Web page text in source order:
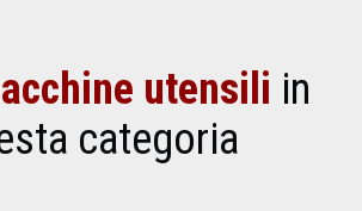
utensili in
categoria